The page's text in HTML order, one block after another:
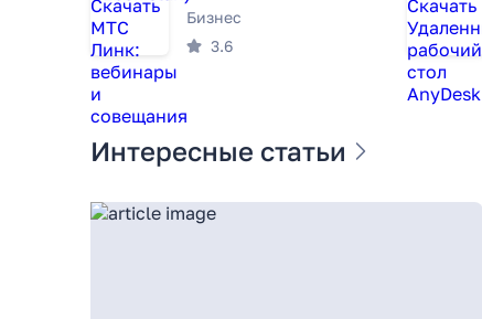
Бизнес
3.6
Интересные статьи